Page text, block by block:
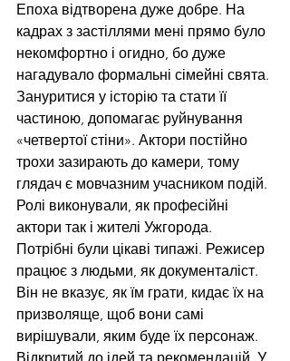
Епоха відтворена дуже добре. На
кадрах з застіллями мені прямо було
некомфортно і огидно, бо дуже
нагадувало формальні сімейні свята.
Зануритися у історію та стати її
частиною, допомагає руйнування
«четвертої стіни». Актори постійно
трохи зазирають до камери, тому
глядач є мовчазним учасником подій.
Ролі виконували, як професійні
актори так і жителі Ужгорода.
Потрібні були цікаві типажі. Режисер
працює з людьми, як документаліст.
Він не вказує, як їм грати, кидає їх на
призволяще, щоб вони самі
вирішували, яким буде їх персонаж.